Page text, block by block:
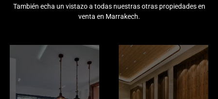
También echa un vistazo a todas nuestras otras propiedades en
venta en Marrakech.